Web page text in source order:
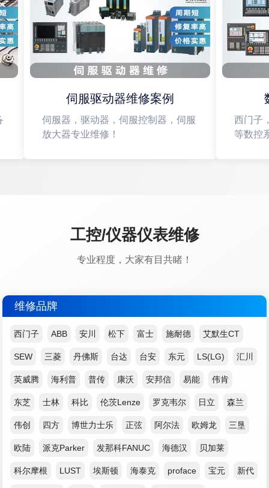
伺服驱动器维修案例
伺服器，驱动器，伺服控制器，伺服
放大器专业维修！
西门子
等数控系
工控/仪器仪表维修
专业程度，大家有目共睹！
维修品牌
西门子 ABB 安川 松下 富士 施耐德 艾默生CT
SEW 三菱 丹佛斯 台达 台安 东元 LS(LG) 汇川
英威腾 海利普 普传 康沃 安邦信 易能 伟肯
东芝 士林 科比 伦茨Lenze 罗克韦尔 日立 森兰
伟创 四方 博世力士乐 正弦 阿尔法 欧姆龙 三垦
欧陆 派克Parker 发那科FANUC 海德汉 贝加莱
科尔摩根 LUST 埃斯顿 海泰克 proface 宝元 新代